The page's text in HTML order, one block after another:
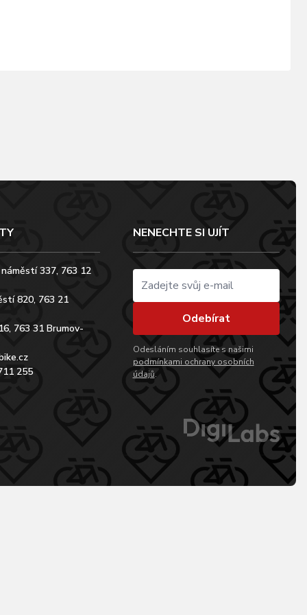
337, 763 12
820, 763 21
763 31 Brumov-
255
NENECHTE SI UJÍT
Odebírat
Odesláním souhlasíte s našimi
podmínkami ochrany osobních
údajů.